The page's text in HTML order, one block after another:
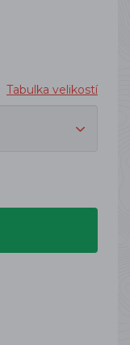
Tabulka velikostí